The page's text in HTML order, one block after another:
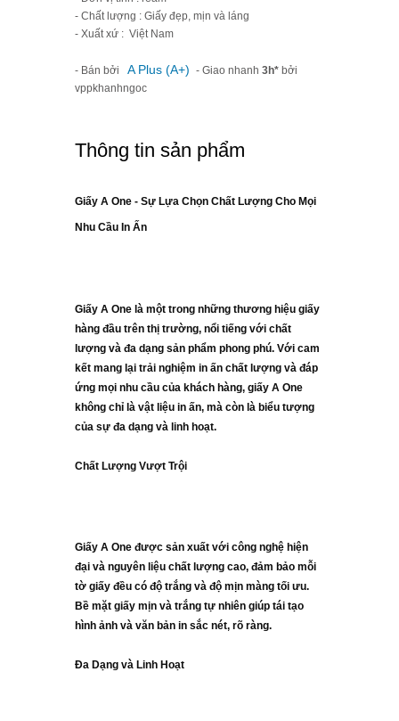
- Chất lượng : Giấy đẹp, mịn và láng
- Xuất xứ : Việt Nam
- Bán bởi A Plus (A+) - Giao nhanh 3h* bởi
vppkhanhngoc
Thông tin sản phẩm
Giấy A One - Sự Lựa Chọn Chất Lượng Cho Mọi
Nhu Cầu In Ấn
Giấy A One là một trong những thương hiệu giấy
hàng đầu trên thị trường, nổi tiếng với chất
lượng và đa dạng sản phẩm phong phú. Với cam
kết mang lại trải nghiệm in ấn chất lượng và đáp
ứng mọi nhu cầu của khách hàng, giấy A One
không chỉ là vật liệu in ấn, mà còn là biểu tượng
của sự đa dạng và linh hoạt.
Chất Lượng Vượt Trội
Giấy A One được sản xuất với công nghệ hiện
đại và nguyên liệu chất lượng cao, đảm bảo mỗi
tờ giấy đều có độ trắng và độ mịn màng tối ưu.
Bề mặt giấy mịn và trắng tự nhiên giúp tái tạo
hình ảnh và văn bản in sắc nét, rõ ràng.
Đa Dạng và Linh Hoạt